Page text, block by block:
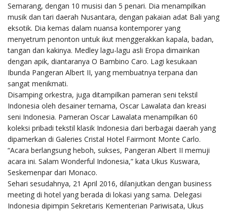
Semarang, dengan 10 musisi dan 5 penari. Dia menampilkan
musik dan tari daerah Nusantara, dengan pakaian adat Bali yang
eksotik. Dia kemas dalam nuansa kontemporer yang
menyetrum penonton untuk ikut menggerakkan kapala, badan,
tangan dan kakinya. Medley lagu-lagu asli Eropa dimainkan
dengan apik, diantaranya O Bambino Caro. Lagi kesukaan
Ibunda Pangeran Albert II, yang membuatnya terpana dan
sangat menikmati.
Disamping orkestra, juga ditampilkan pameran seni tekstil
Indonesia oleh desainer ternama, Oscar Lawalata dan kreasi
seni Indonesia. Pameran Oscar Lawalata menampilkan 60
koleksi pribadi tekstil klasik Indonesia dari berbagai daerah yang
dipamerkan di Galeries Cristal Hotel Fairmont Monte Carlo.
“Acara berlangsung heboh, sukses, Pangeran Albert II memuji
acara ini. Salam Wonderful Indonesia,” kata Ukus Kuswara,
Seskemenpar dari Monaco.
Sehari sesudahnya, 21 April 2016, dilanjutkan dengan business
meeting di hotel yang berada di lokasi yang sama. Delegasi
Indonesia dipimpin Sekretaris Kementerian Pariwisata, Ukus